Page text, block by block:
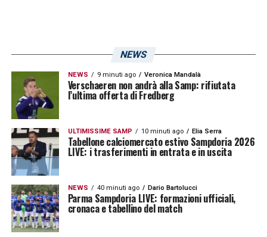
le somme.
LA PLAYLIST DELLE NOSTRE TOP NEWS
NEWS
NEWS 9 minuti ago Veronica Mandalà
Verschaeren non andrà alla Samp: rifiutata
l’ultima offerta di Fredberg
ULTIMISSIME SAMP 10 minuti ago Elia Serra
Tabellone calciomercato estivo Sampdoria 2026
LIVE: i trasferimenti in entrata e in uscita
NEWS 40 minuti ago Dario Bartolucci
Parma Sampdoria LIVE: formazioni ufficiali,
cronaca e tabellino del match